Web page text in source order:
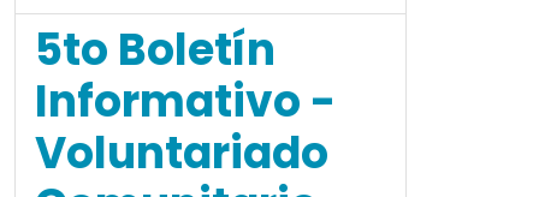
5to Boletín
Informativo -
Voluntariado